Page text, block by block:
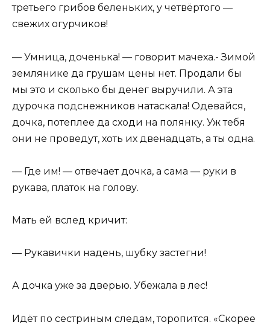
третьего грибов беленьких, у четвёртого —
свежих огурчиков!
— Умница, доченька! — говорит мачеха.- Зимой
землянике да грушам цены нет. Продали бы
мы это и сколько бы денег выручили. А эта
дурочка подснежников натаскала! Одевайся,
дочка, потеплее да сходи на полянку. Уж тебя
они не проведут, хоть их двенадцать, а ты одна.
— Где им! — отвечает дочка, а сама — руки в
рукава, платок на голову.
Мать ей вслед кричит:
— Рукавички надень, шубку застегни!
А дочка уже за дверью. Убежала в лес!
Идёт по сестриным следам, торопится. «Скорее